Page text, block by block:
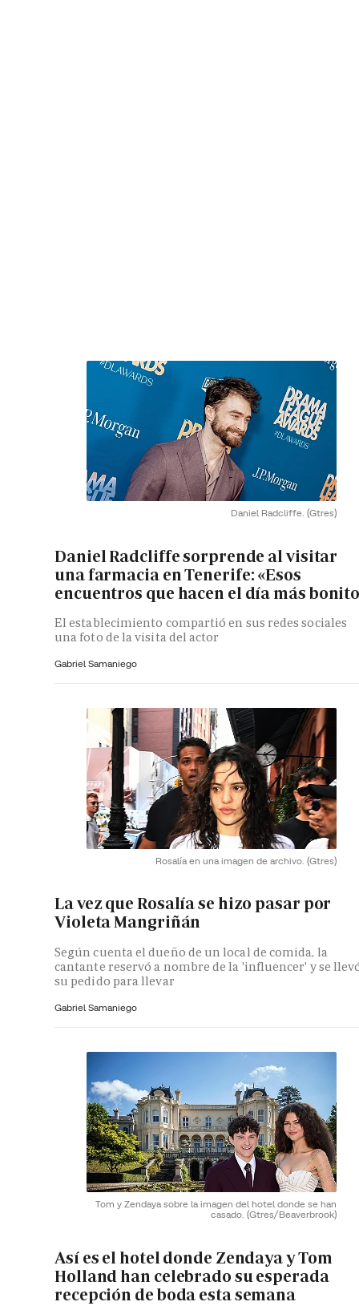
Daniel Radcliffe. (Gtres)
Daniel Radcliffe sorprende al visitar
una farmacia en Tenerife: «Esos
encuentros que hacen el día más
El establecimiento compartió en sus redes sociales
una foto de la visita del actor
Gabriel Samaniego
Rosalía en una imagen de archivo. (Gtres)
La vez que Rosalía se hizo pasar por
Violeta Mangriñán
Según cuenta el dueño de un local de comida, la
cantante reservó a nombre de la 'influencer' y se
su pedido para llevar
Gabriel Samaniego
Tom y Zendaya sobre la imagen del hotel donde se han
casado. (Gtres/Beaverbrook)
Así es el hotel donde Zendaya y Tom
Holland han celebrado su esperada
recepción de boda esta semana